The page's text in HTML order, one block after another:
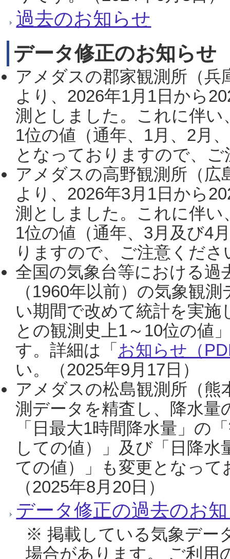
過去のお知らせ
データ修正のお知らせ
アメダスの郡家観測所（
より、2026年1月1日から
測としました。これに伴い
1位の値（通年、1月、2月
となっておりますので、
アメダスの高野観測所（
より、2026年3月1日から
測としました。これに伴い
1位の値（通年、3月及び4
りますので、ご注意くだ
全国の気象台等における過
（1960年以前）の気象観
い期間で改めて統計を実
との観測史上1～10位の値
す。詳細は「 お知らせ（
い。（2025年9月17日）
アメダスの松島観測所（熊
測データを精査し、降水
「日最大1時間降水量」の
しての値）」及び「日降
ての値）」も変更となっ
（2025年8月20日）
データ修正の過去のお
※ 掲載している気象デー
場合があります。 ご利用